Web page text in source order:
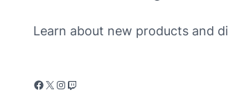
Learn about new products and
Facebook X Instagram Twitch